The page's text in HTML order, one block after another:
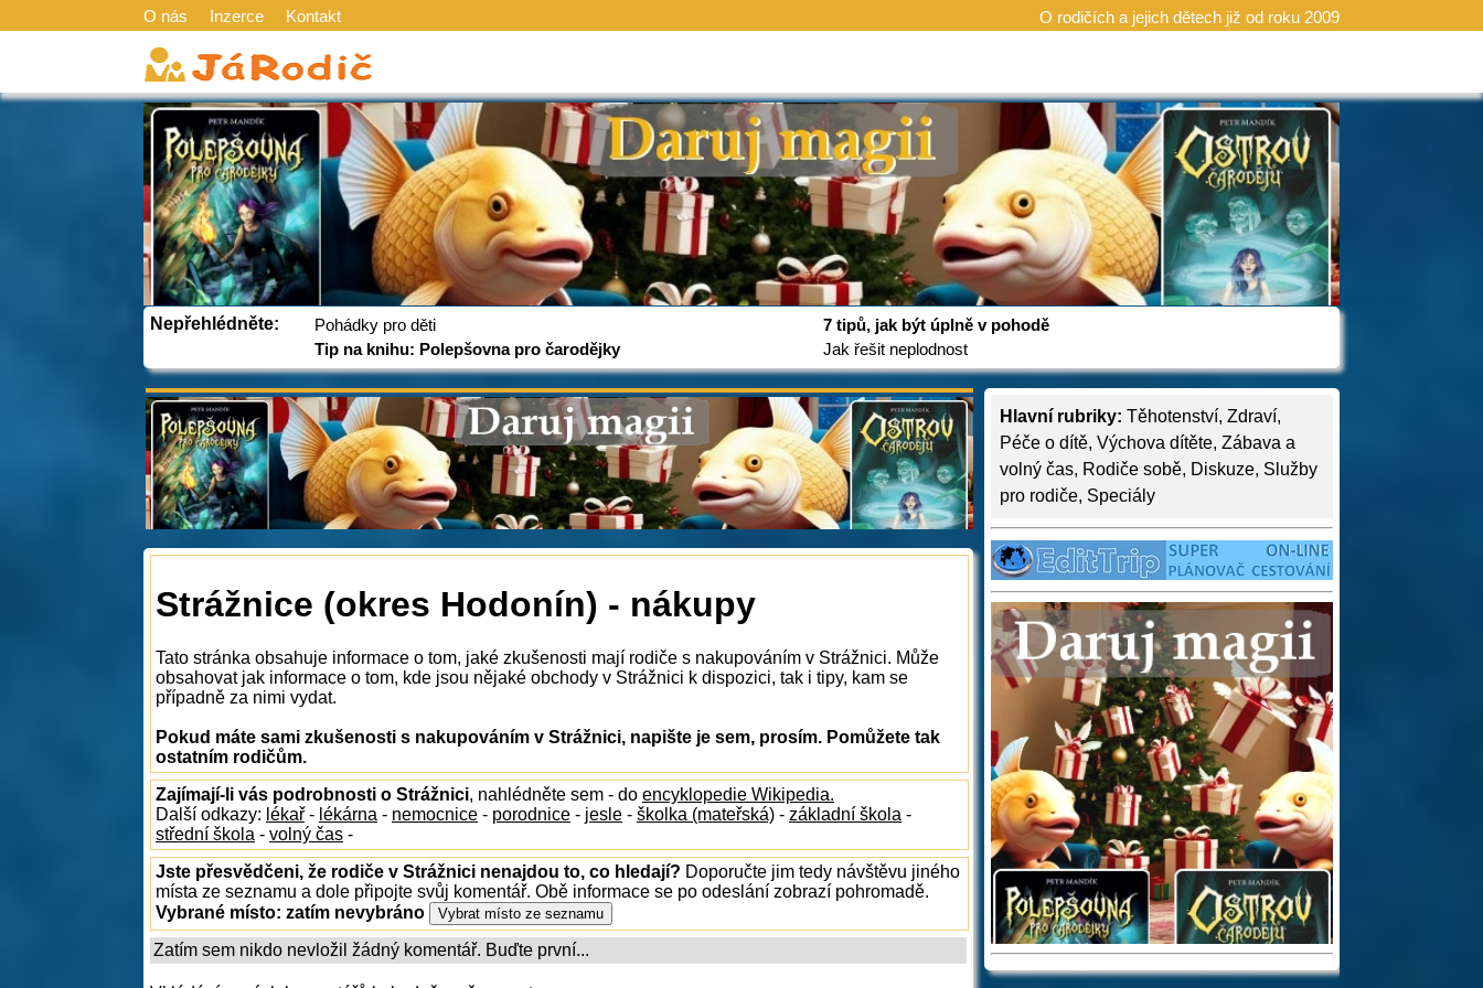
O nás Inzerce Kontakt O rodičích a jejich dětech již od roku 2009
Nepřehlédněte:
Pohádky pro děti
Tip na knihu: Polepšovna pro čarodějky
7 tipů, jak být úplně v pohodě
Jak řešit neplodnost
Hlavní rubriky: Těhotenství, Zdraví,
Péče o dítě, Výchova dítěte, Zábava a
volný čas, Rodiče sobě, Diskuze, Služby
pro rodiče, Speciály
Strážnice (okres Hodonín) - nákupy
Tato stránka obsahuje informace o tom, jaké zkušenosti mají rodiče s nakupováním v Strážnici. Může
obsahovat jak informace o tom, kde jsou nějaké obchody v Strážnici k dispozici, tak i tipy, kam se
případně za nimi vydat.
Pokud máte sami zkušenosti s nakupováním v Strážnici, napište je sem, prosím. Pomůžete tak
ostatním rodičům.
Zajímají-li vás podrobnosti o Strážnici, nahlédněte sem - do encyklopedie Wikipedia.
Další odkazy: lékař - lékárna - nemocnice - porodnice - jesle - školka (mateřská) - základní škola -
střední škola - volný čas -
Jste přesvědčeni, že rodiče v Strážnici nenajdou to, co hledají? Doporučte jim tedy návštěvu jiného
místa ze seznamu a dole připojte svůj komentář. Obě informace se po odeslání zobrazí pohromadě.
Vybrané místo: zatím nevybráno
Zatím sem nikdo nevložil žádný komentář. Buďte první...